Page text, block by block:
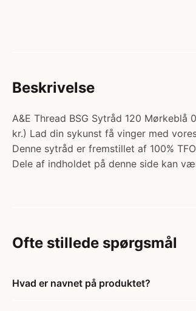
Beskrivelse
A&E Thread BSG Sytråd 120
kr.) Lad din sykunst få vinger med
Denne sytråd er fremstillet af 100%
Dele af indholdet på denne side kan
Ofte stillede spørgsmål
Hvad er navnet på produktet?